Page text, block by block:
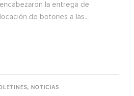
la entrega de
de botones a las...
, NOTICIAS